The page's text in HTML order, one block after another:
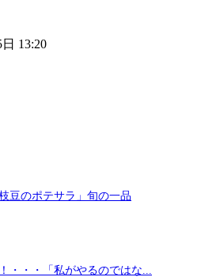
13:20
豆のポテサラ」旬の一品
・・「私がやるのではな...